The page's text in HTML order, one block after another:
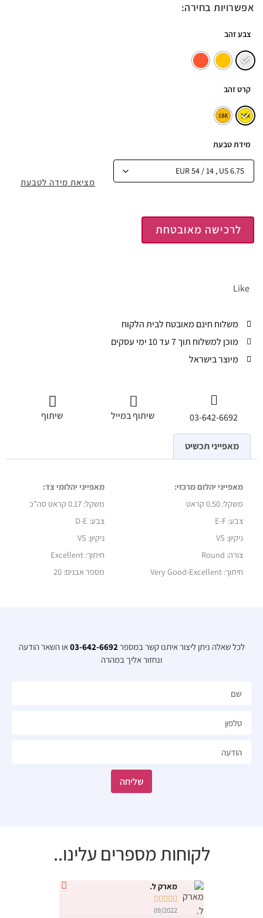
אפשרויות בחירה:
צבע זהב
קרט זהב
מידת טבעת
לרכישה מאובטחת
Like
מציאת מידה לטבעת
משלוח חינם מאובטח לבית הלקוח
מוכן למשלוח תוך 7 עד 10 ימי עסקים
מיוצר בישראל
03-642-6692 שיתוף במייל שיתוף
מאפייני תכשיט
מאפייני יהלום מרכזי:
מאפייני יהלומי צד:
משקל:0.50 קראט משקל:0.17 קראט סה"כ
צבע: E-F
צבע: D-E
ניקיון: VS
ניקיון: VS
צורה: Round
חיתוך: Excellent
חיתוך: Very Good-Excellent
מספר אבנים: 20
לכל שאלה ניתן ליצור איתנו קשר במספר03-642-6692או השאר הודעה
ונחזור אליך במהרה​
שליחה
לקוחות מספרים עלינו..
מארק ל.





09/2022